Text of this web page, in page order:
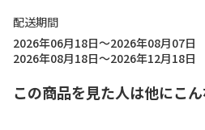
配送期間
2026年06月18日～2026年08月07日
2026年08月18日～2026年12月18日
この商品を見た人は他にこ